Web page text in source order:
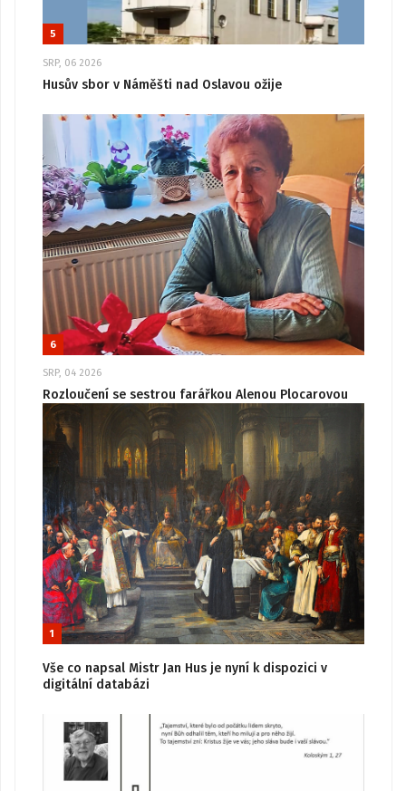
5
SRP, 06 2026
Husův sbor v Náměšti nad Oslavou ožije
6
SRP, 04 2026
Rozloučení se sestrou farářkou Alenou Plocarovou
1
Vše co napsal Mistr Jan Hus je nyní k dispozici v
digitální databázi